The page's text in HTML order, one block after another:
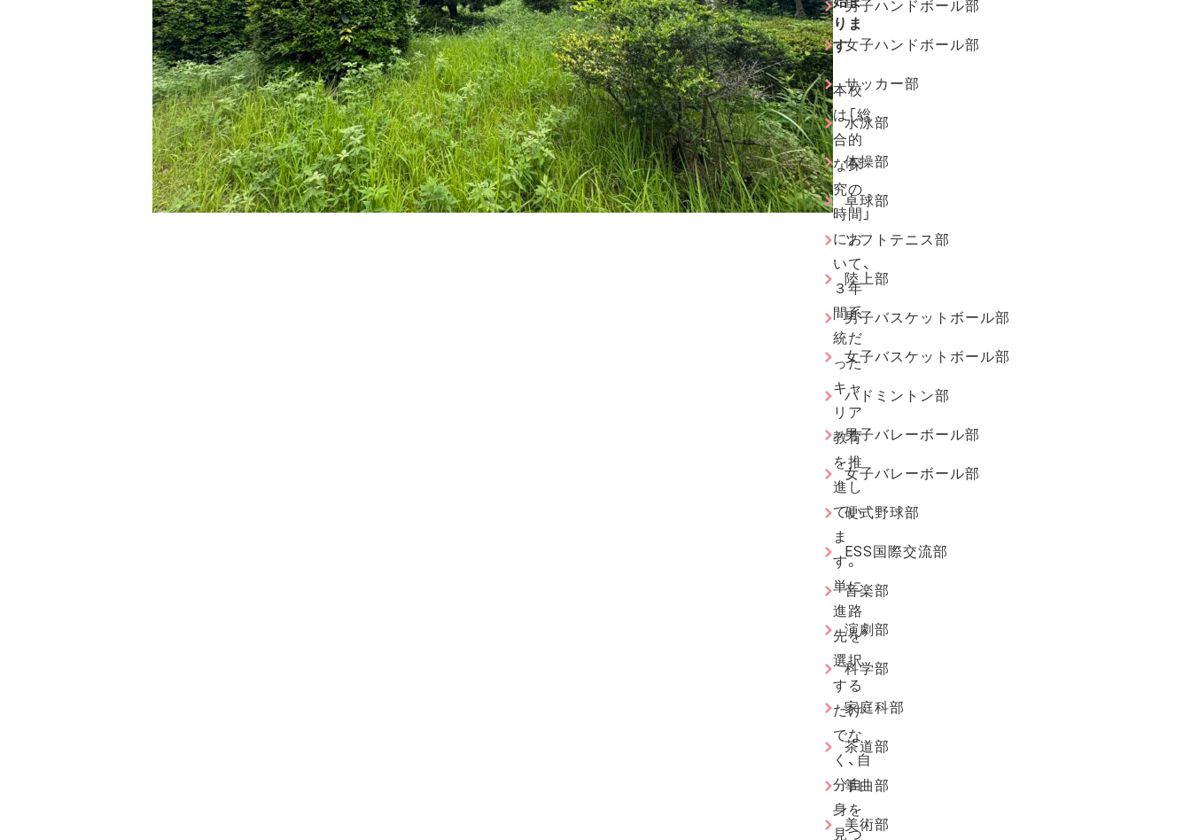
りま
す
本校
は「総
合的
な探
究の
時間」
にお
いて、
３年
間系
統だ
った
キャ
リア
教育
を推
進し
てい
ま
す。
単に
進路
先を
選択
する
だけ
でな
く、自
分自
身を
見つ
男子ハンドボール部
女子ハンドボール部
サッカー部
水泳部
体操部
卓球部
ソフトテニス部
陸上部
男子バスケットボール部
女子バスケットボール部
バドミントン部
男子バレーボール部
女子バレーボール部
硬式野球部
ESS国際交流部
音楽部
演劇部
科学部
家庭科部
茶道部
箏曲部
美術部